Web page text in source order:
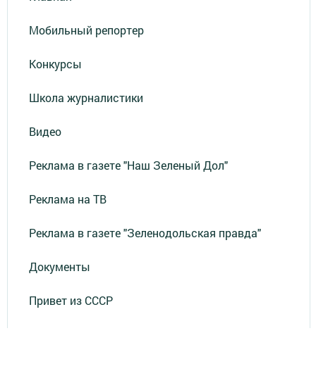
Мобильный репортер
Конкурсы
Школа журналистики
Видео
Реклама в газете "Наш Зеленый Дол"
Реклама на ТВ
Реклама в газете "Зеленодольская правда"
Документы
Привет из СССР